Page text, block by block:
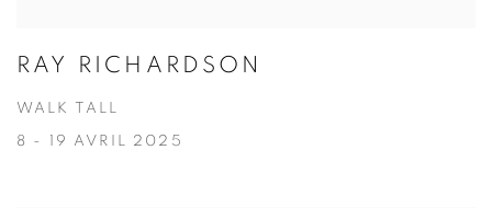
RAY RICHARDSON
WALK TALL
8 - 19 AVRIL 2025